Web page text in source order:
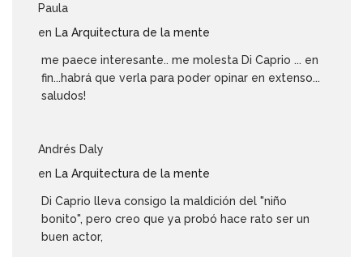
Paula
en La Arquitectura de la mente
me paece interesante.. me molesta Di Caprio ... en
fin...habrá que verla para poder opinar en extenso...
saludos!
Andrés Daly
en La Arquitectura de la mente
Di Caprio lleva consigo la maldición del "niño
bonito", pero creo que ya probó hace rato ser un
buen actor,